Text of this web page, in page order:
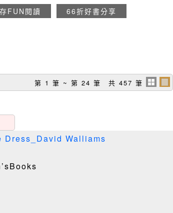
存FUN閱讀 66折好書分享
第 1 筆 ~ 第 24 筆 共 457 筆
Dress_David Walliams